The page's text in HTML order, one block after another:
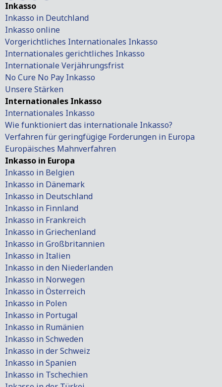
Inkasso
Inkasso in Deutchland
Inkasso online
Vorgerichtliches Internationales Inkasso
Internationales gerichtliches Inkasso
Internationale Verjährungsfrist
No Cure No Pay Inkasso
Unsere Stärken
Internationales Inkasso
Internationales Inkasso
Wie funktioniert das internationale Inkasso?
Verfahren für geringfügige Forderungen in Europa
Europäisches Mahnverfahren
Inkasso in Europa
Inkasso in Belgien
Inkasso in Dänemark
Inkasso in Deutschland
Inkasso in Finnland
Inkasso in Frankreich
Inkasso in Griechenland
Inkasso in Großbritannien
Inkasso in Italien
Inkasso in den Niederlanden
Inkasso in Norwegen
Inkasso in Österreich
Inkasso in Polen
Inkasso in Portugal
Inkasso in Rumänien
Inkasso in Schweden
Inkasso in der Schweiz
Inkasso in Spanien
Inkasso in Tschechien